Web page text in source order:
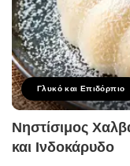
Γλυκό και Επιδόρπιο
Νηστίσιμος
και Ινδοκάρυδο